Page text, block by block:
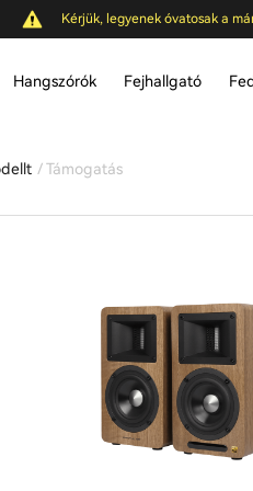
Kérjük, legyenek óvatosak a
Hangszórók Fejhallgató
Támogatás